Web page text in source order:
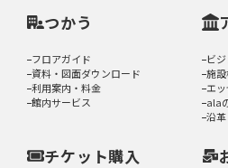
つかう
フロアガイド
資料・図面ダウンロード
利用案内・料金
館内サービス
ビ
施
エ
ala
沿
チケット購入